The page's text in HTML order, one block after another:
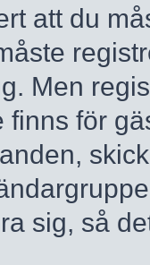
att du
Men
finns för
sig, så